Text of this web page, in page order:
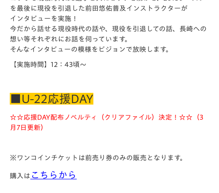
を最後に現役を引退した前田悠佑普及インストラクターが
インタビューを実施！
今だから話せる現役時代の話や、現役を引退しての話、長崎への
想い等それぞれにお話を伺っています。
そんなインタビューの模様をビジョンで放映します。
【実施時間】12：43頃～
■U-22応援DAY
☆☆応援DAY配布ノベルティ（クリアファイル）決定！☆☆（3
月7日更新）
※ワンコインチケットは前売り券のみの販売となります。
購入は こちらから